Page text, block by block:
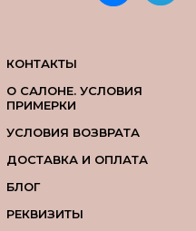
КОНТАКТЫ
О САЛОНЕ. УСЛОВИЯ
ПРИМЕРКИ
УСЛОВИЯ ВОЗВРАТА
ДОСТАВКА И ОПЛАТА
БЛОГ
РЕКВИЗИТЫ